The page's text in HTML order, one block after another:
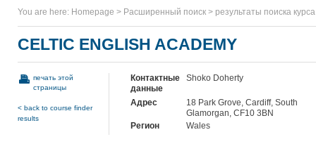
You are here: Homepage > Расширенный поиск > результаты поиска курса
CELTIC ENGLISH ACADEMY
печать этой
страницы
< back to course finder
results
Контактные
данные
Shoko Doherty
Адрес
18 Park Grove, Cardiff, South
Glamorgan, CF10 3BN
Регион
Wales